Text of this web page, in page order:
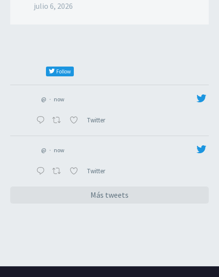
julio 6, 2026
Follow
@ · now
Twitter
@ · now
Twitter
Más tweets